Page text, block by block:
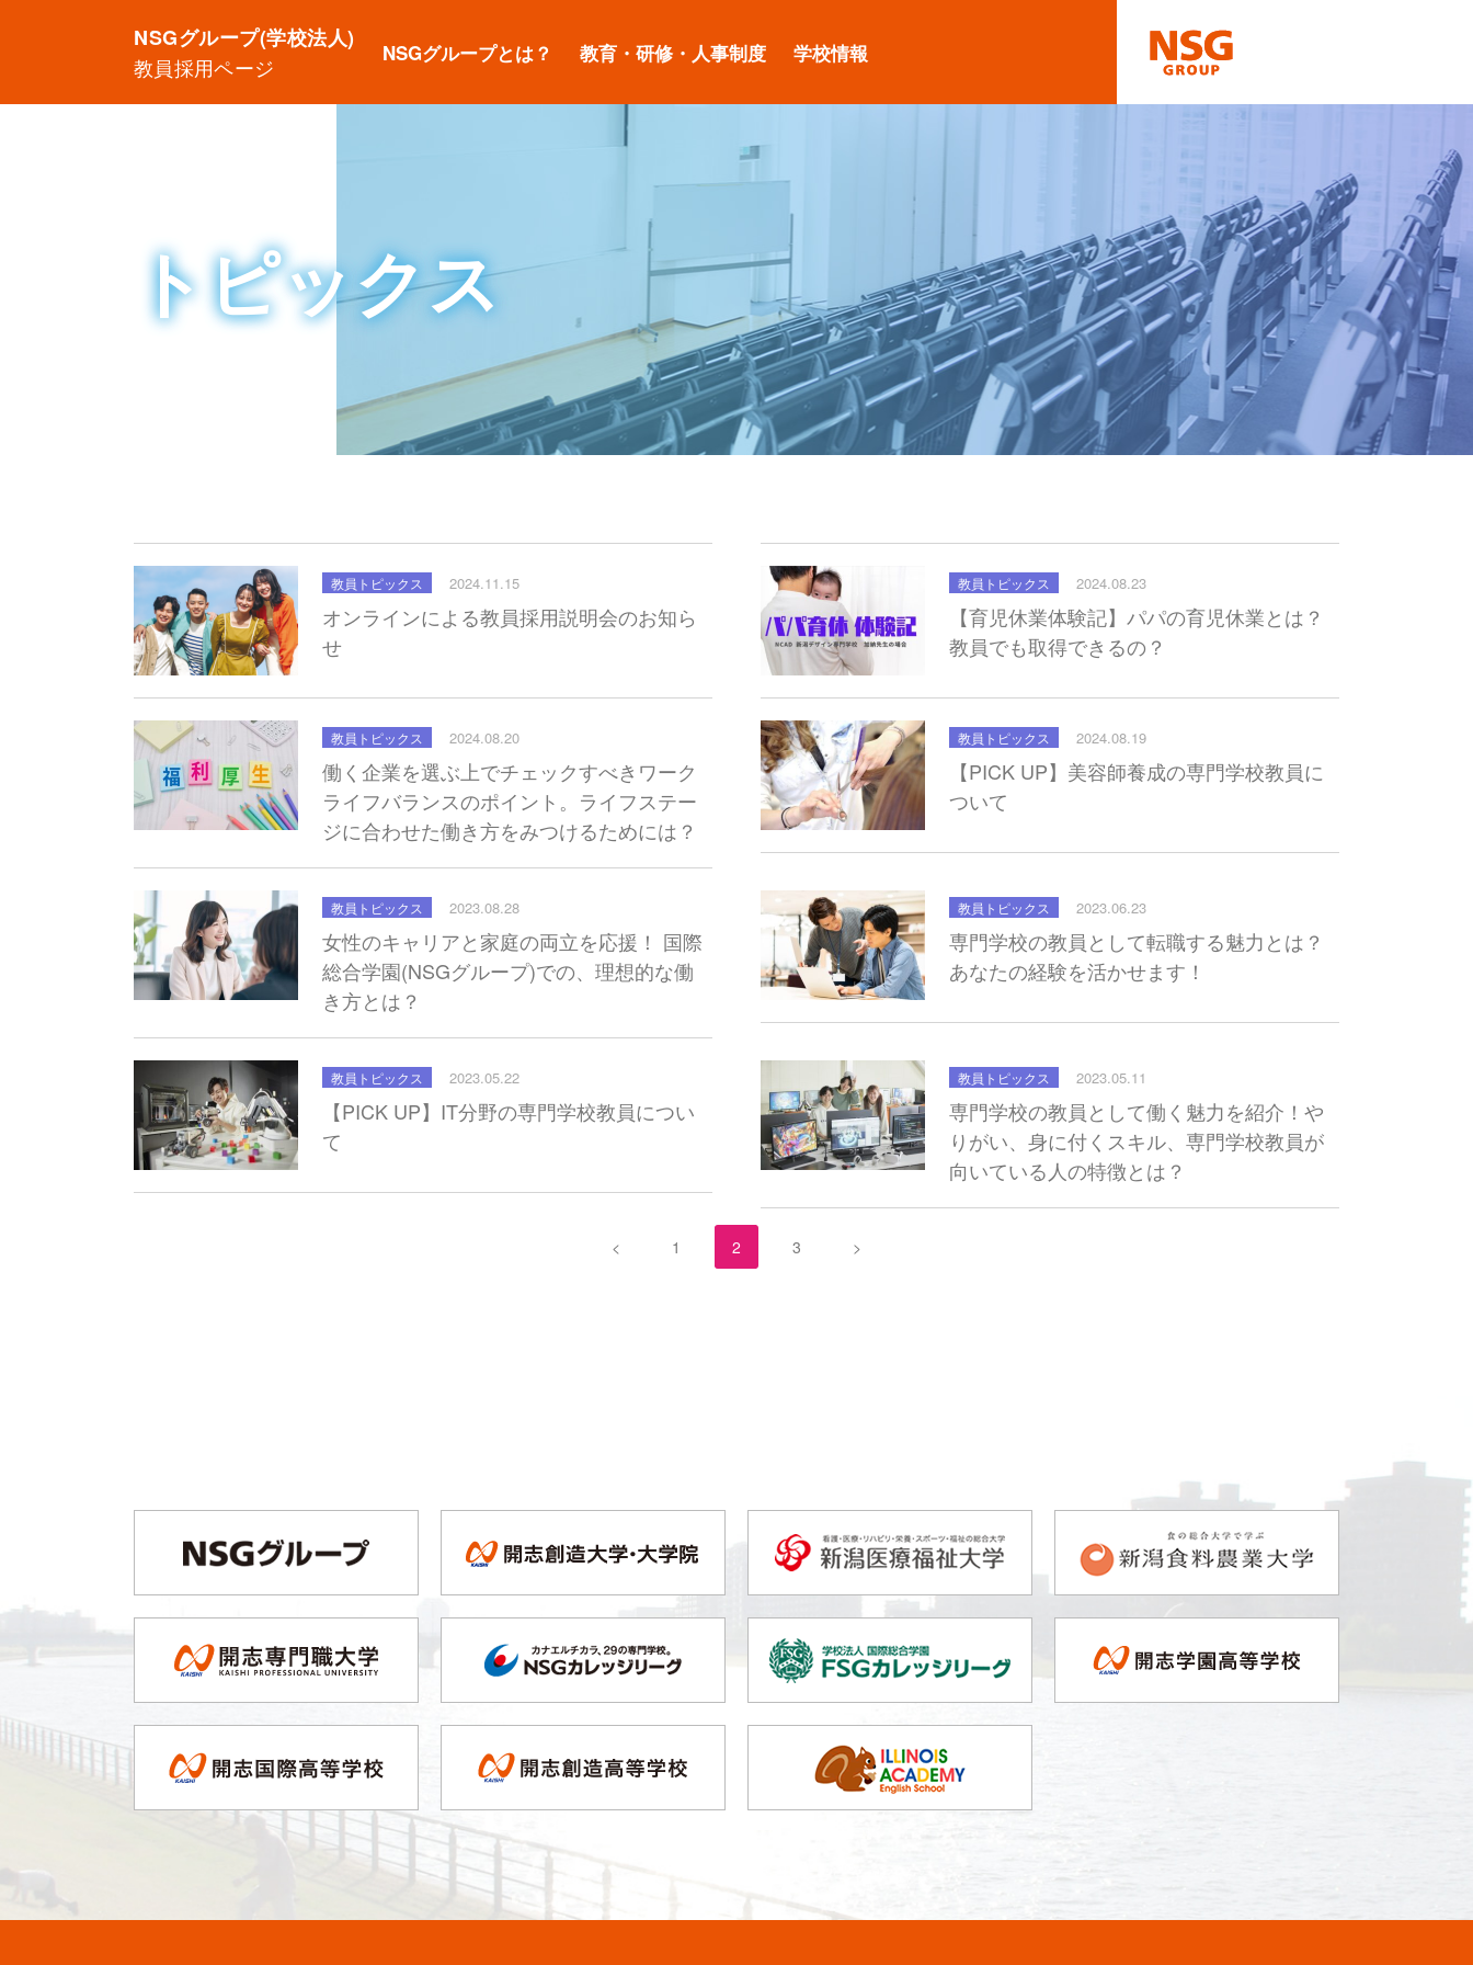
NSGグループ(学校法人)
教員採用ページ
NSGグループとは？ 教育・研修・人事制度 学校情報
トピックス
教員トピックス 2024.11.15
オンラインによる教員採用説明会のお知ら
せ
教員トピックス 2024.08.23
【育児休業体験記】パパの育児休業とは？
教員でも取得できるの？
教員トピックス 2024.08.20
働く企業を選ぶ上でチェックすべきワーク
ライフバランスのポイント。ライフステー
ジに合わせた働き方をみつけるためには？
教員トピックス 2024.08.19
【PICK UP】美容師養成の専門学校教員に
ついて
教員トピックス 2023.08.28
女性のキャリアと家庭の両立を応援！ 国際
総合学園(NSGグループ)での、理想的な働
き方とは？
教員トピックス 2023.06.23
専門学校の教員として転職する魅力とは？
あなたの経験を活かせます！
教員トピックス 2023.05.22
【PICK UP】IT分野の専門学校教員につい
て
教員トピックス 2023.05.11
専門学校の教員として働く魅力を紹介！や
りがい、身に付くスキル、専門学校教員が
向いている人の特徴とは？
< 1 2 3 >